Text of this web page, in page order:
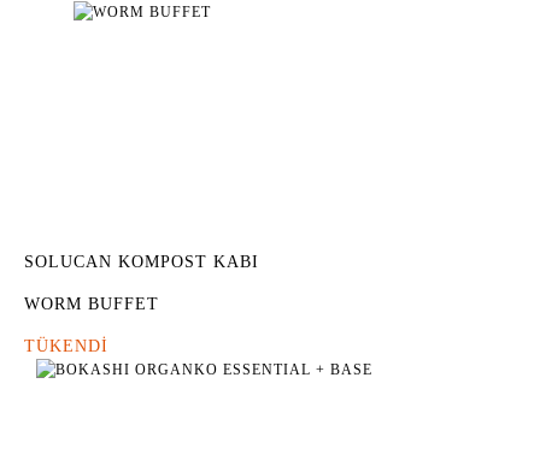
SOLUCAN KOMPOST KABI
WORM BUFFET
TÜKENDİ